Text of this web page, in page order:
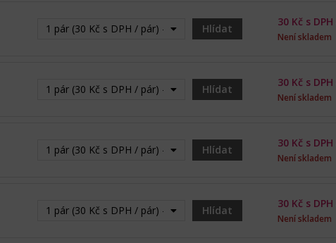
1 pár (30 Kč s DPH / pár) - VyprodánoHlídat
30 Kč s
Není skladem
1 pár (30 Kč s DPH / pár) - VyprodánoHlídat
30 Kč s
Není skladem
1 pár (30 Kč s DPH / pár) - VyprodánoHlídat
30 Kč s
Není skladem
1 pár (30 Kč s DPH / pár) - VyprodánoHlídat
30 Kč s
Není skladem